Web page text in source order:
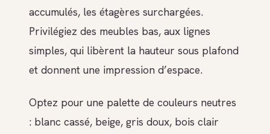
accumulés, les étagères surchargées.
Privilégiez des meubles bas, aux lignes
simples, qui libèrent la hauteur sous plafond
et donnent une impression d’espace.
Optez pour une palette de couleurs neutres
: blanc cassé, beige, gris doux, bois clair